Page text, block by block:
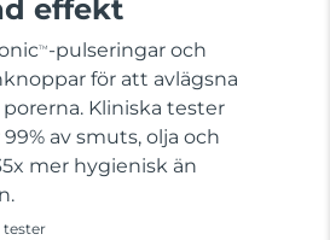
effekt
TM -pulseringar och
för att avlägsna
Kliniska tester
av smuts, olja och
mer hygienisk än
tester